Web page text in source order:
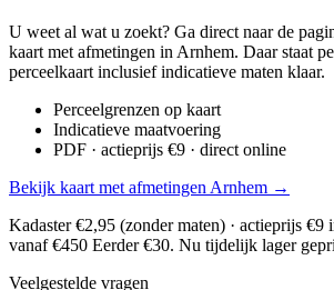
U weet al wat u zoekt? Ga direct naar de
kaart met afmetingen in Arnhem. Daar staat
perceelkaart inclusief indicatieve maten klaar.
Perceelgrenzen op kaart
Indicatieve maatvoering
PDF · actieprijs €9 · direct online
Bekijk kaart met afmetingen Arnhem →
Kadaster €2,95 (zonder maten) · actieprijs €9
vanaf €450 Eerder €30. Nu tijdelijk lager
Veelgestelde vragen